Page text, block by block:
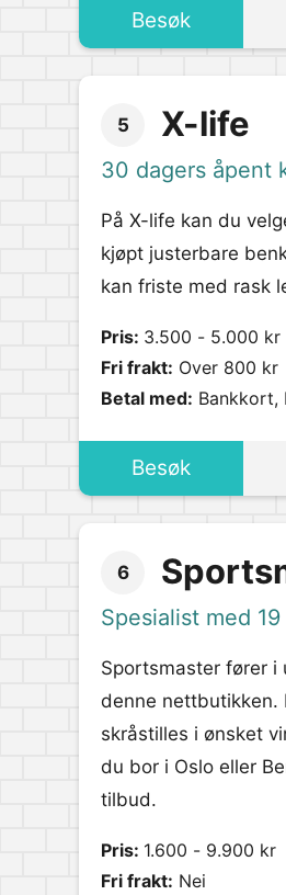
Besøk
5 X-life
30 dagers åpent
På X-life kan du
kjøpt justerbare
kan friste med rask
Pris: 3.500 - 5.000 kr
Fri frakt: Over 800 kr
Betal med: Bankkort,
Besøk
6
Spesialist med
Sportsmaster fører i
denne nettbutikken.
skråstilles i ønsket
du bor i Oslo eller
tilbud.
Pris: 1.600 - 9.900 kr
Fri frakt: Nei